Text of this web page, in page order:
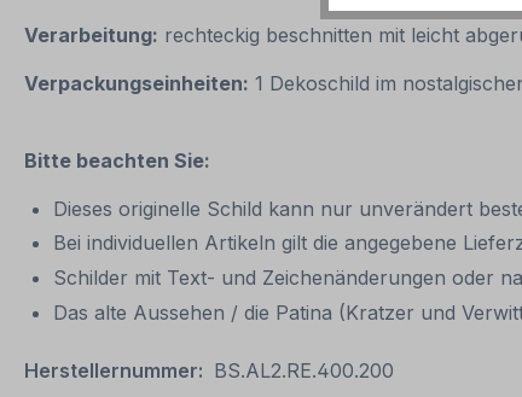
Verarbeitung: rechteckig beschnitten mit leicht
Verpackungseinheiten: 1 Dekoschild im
Bitte beachten Sie:
Dieses originelle Schild kann nur unverändert
Bei individuellen Artikeln gilt die angegebene
Schilder mit Text- und Zeichenänderungen oder
Das alte Aussehen / die Patina (Kratzer und
Herstellernummer: BS.AL2.RE.400.200